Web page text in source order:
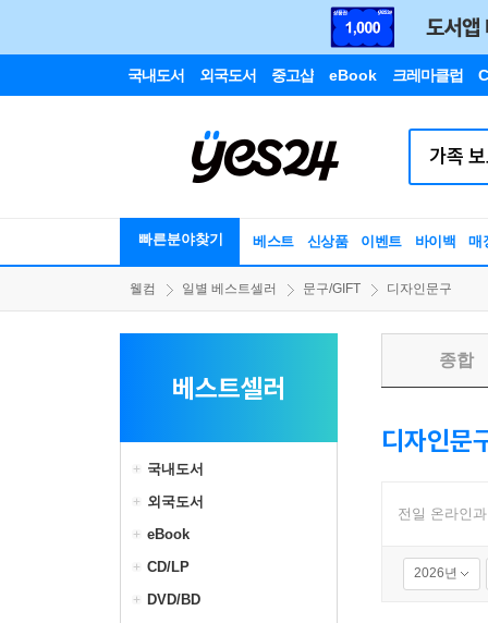
국내도서 외국도서 중고샵 eBook 크레마클럽
빠른분야찾기 베스트 신상품 이벤트 바이백 매
웰컴 일별 베스트셀러 문구/GIFT 디자인문구
베스트셀러
국내도서
외국도서
eBook
CD/LP
DVD/BD
종합
디자인문
전일 온라인
2026년